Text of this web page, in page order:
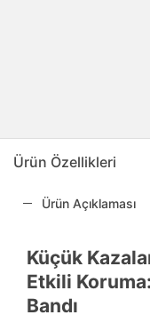
Ürün Özellikleri
Ürün Açıklaması
Küçük
Etkili
Bandı